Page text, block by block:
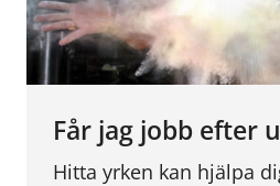
Får jag jobb efter
Hitta yrken kan hjälpa